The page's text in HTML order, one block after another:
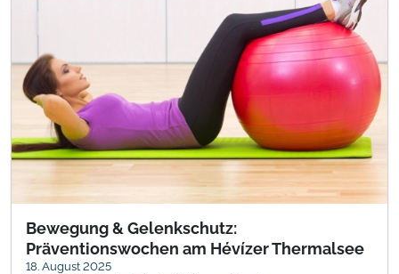
Bewegung & Gelenkschutz:
Präventionswochen am Hévízer Thermalsee
18. August 2025